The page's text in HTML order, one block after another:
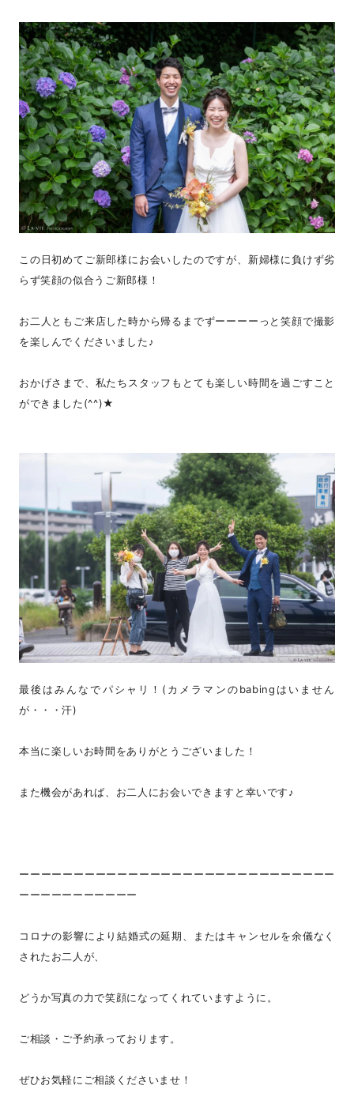
この日初めてご新郎様にお会いしたのですが、新婦様に負けず劣
らず笑顔の似合うご新郎様！
お二人ともご来店した時から帰るまでずーーーーっと笑顔で撮影
を楽しんでくださいました♪
おかげさまで、私たちスタッフもとても楽しい時間を過ごすこと
ができました(^^)★
最後はみんなでパシャリ！(カメラマンのbabingはいません
が・・・汗)
本当に楽しいお時間をありがとうございました！
また機会があれば、お二人にお会いできますと幸いです♪
ーーーーーーーーーーーーーーーーーーーーーーーーーーーーー
ーーーーーーーーーーー
コロナの影響により結婚式の延期、またはキャンセルを余儀なく
されたお二人が、
どうか写真の力で笑顔になってくれていますように。
ご相談・ご予約承っております。
ぜひお気軽にご相談くださいませ！